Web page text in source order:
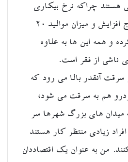
هستند چراکه نرخ بیکاری
بالا است، سن ازدواج افزایش و میزان موالید ۲۰
و همه این ها به علاوه
ناشی از فقر است.
سرقت آنقدر بالا می رود که
هم به سرقت می شود،
های بزرگ شهرها سر
زیادی منتظر کار هستند
من به عنوان یک اقتصاددان